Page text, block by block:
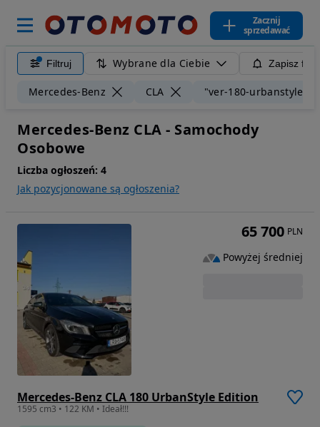
Zacznij
sprzedawać
Filtruj Wybrane dla Ciebie Zapisz
Mercedes-Benz CLA "ver-180-urbanstyle-
Mercedes-Benz CLA - Samochody
Osobowe
Liczba ogłoszeń: 4
Jak pozycjonowane są ogłoszenia?
Mercedes-Benz CLA 180 UrbanStyle Edition
1595 cm3 • 122 KM • Ideał!!!
65 700 PLN
Powyżej średniej